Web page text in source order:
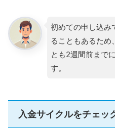
初めての申し込み
ることもあるため
とも2週間前まで
す。
入金サイクルをチェッ